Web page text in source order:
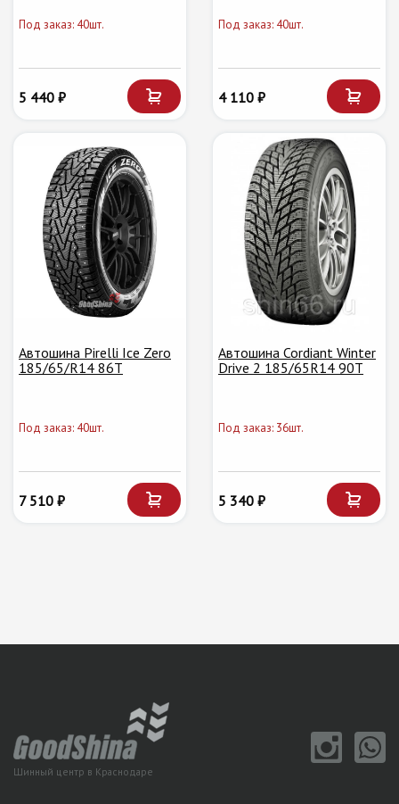
Под заказ: 40шт.
5 440 ₽
Под заказ: 40шт.
4 110 ₽
Автошина Pirelli Ice Zero
185/65/R14 86T
Под заказ: 40шт.
7 510 ₽
Автошина Cordiant Winter
Drive 2 185/65R14 90T
Под заказ: 36шт.
5 340 ₽
Шинный центр в Краснодаре